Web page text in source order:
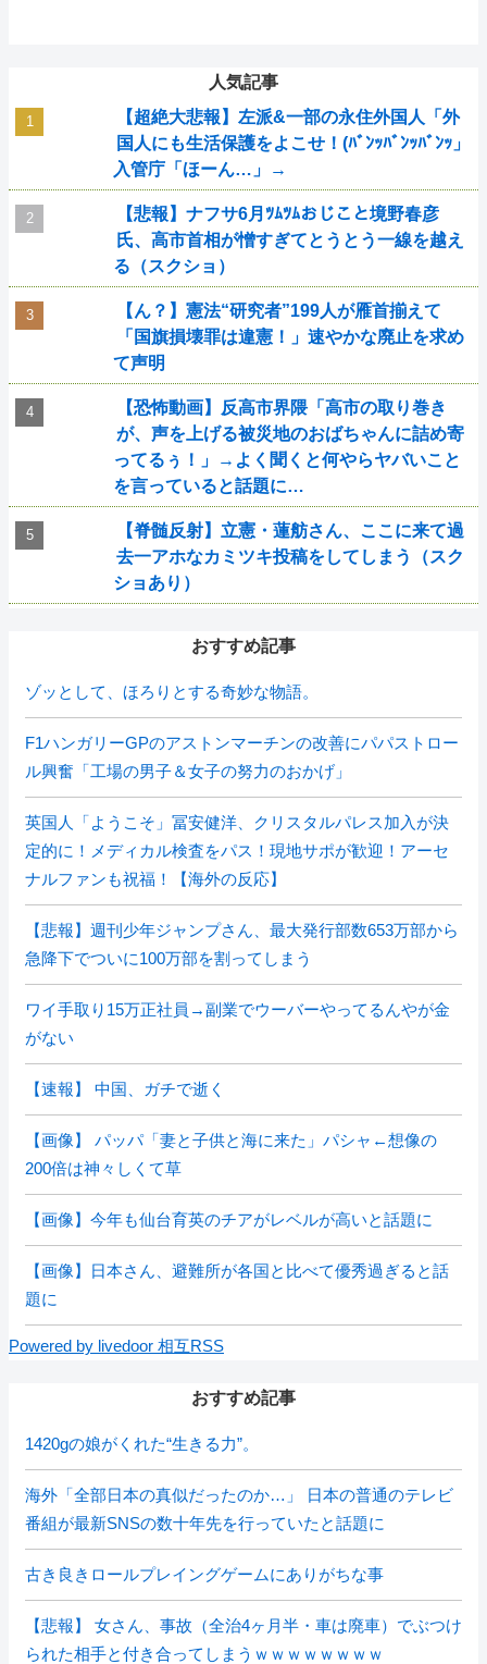
人気記事
【超絶大悲報】左派&一部の永住外国人「外
国人にも生活保護をよこせ！(ﾊﾞﾝｯﾊﾞﾝｯﾊﾞﾝｯ」
入管庁「ほーん…」→
【悲報】ナフサ6月ﾂﾑﾂﾑおじこと境野春彦
氏、高市首相が憎すぎてとうとう一線を越え
る（スクショ）
【ん？】憲法“研究者”199人が雁首揃えて
「国旗損壊罪は違憲！」速やかな廃止を求め
て声明
【恐怖動画】反高市界隈「高市の取り巻き
が、声を上げる被災地のおばちゃんに詰め寄
ってるぅ！」→よく聞くと何やらヤバいこと
を言っていると話題に…
【脊髄反射】立憲・蓮舫さん、ここに来て過
去一アホなカミツキ投稿をしてしまう（スク
ショあり）
おすすめ記事
ゾッとして、ほろりとする奇妙な物語。
F1ハンガリーGPのアストンマーチンの改善にパパストロー
ル興奮「工場の男子＆女子の努力のおかげ」
英国人「ようこそ」冨安健洋、クリスタルパレス加入が決
定的に！メディカル検査をパス！現地サポが歓迎！アーセ
ナルファンも祝福！【海外の反応】
【悲報】週刊少年ジャンプさん、最大発行部数653万部から
急降下でついに100万部を割ってしまう
ワイ手取り15万正社員→副業でウーバーやってるんやが金
がない
【速報】 中国、ガチで逝く
【画像】 パッパ「妻と子供と海に来た」パシャ←想像の
200倍は神々しくて草
【画像】今年も仙台育英のチアがレベルが高いと話題に
【画像】日本さん、避難所が各国と比べて優秀過ぎると話
題に
Powered by livedoor 相互RSS
おすすめ記事
1420gの娘がくれた“生きる力”。
海外「全部日本の真似だったのか…」 日本の普通のテレビ
番組が最新SNSの数十年先を行っていたと話題に
古き良きロールプレイングゲームにありがちな事
【悲報】 女さん、事故（全治4ヶ月半・車は廃車）でぶつけ
られた相手と付き合ってしまうｗｗｗｗｗｗｗｗ